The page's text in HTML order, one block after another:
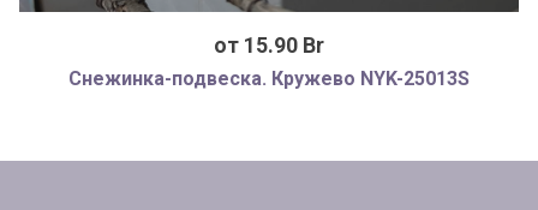
от 15.90 Br
Снежинка-подвеска. Кружево NYK-25013S